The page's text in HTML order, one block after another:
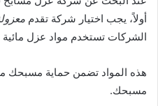
أولاً، يجب اختيار شركة تقدم
الشركات تستخدم مواد عزل مائية
هذه المواد تضمن حماية مسبحك
مسبحك.